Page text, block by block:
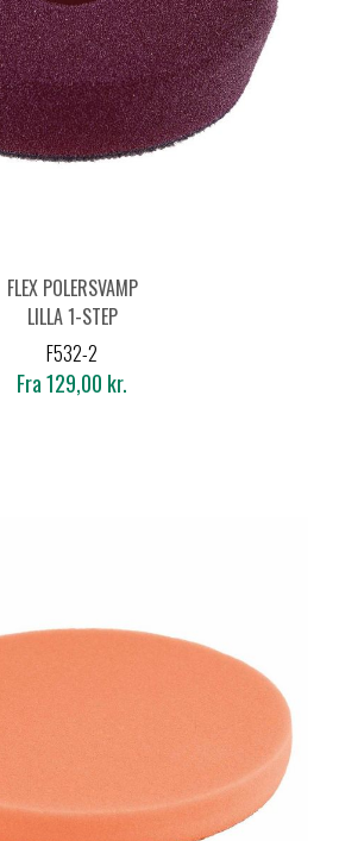
FLEX POLERSVAMP
LILLA 1-STEP
F532-2
Fra 129,00 kr.